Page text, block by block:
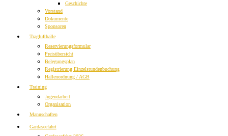
Geschichte
Vorstand
Dokumente
Sponsoren
Traglufthalle
Reservierungsformular
Preisübersicht
Belegungsplan
Registrierung Einzelstundenbuchung
Hallenordnung / AGB
Training
Jugendarbeit
Organisation
Mannschaften
Gardaseefahrt